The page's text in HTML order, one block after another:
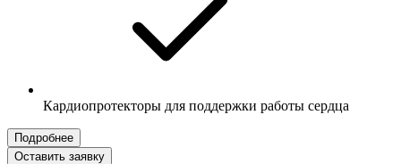
Кардиопротекторы для поддержки работы сердца
Подробнее
Оставить заявку